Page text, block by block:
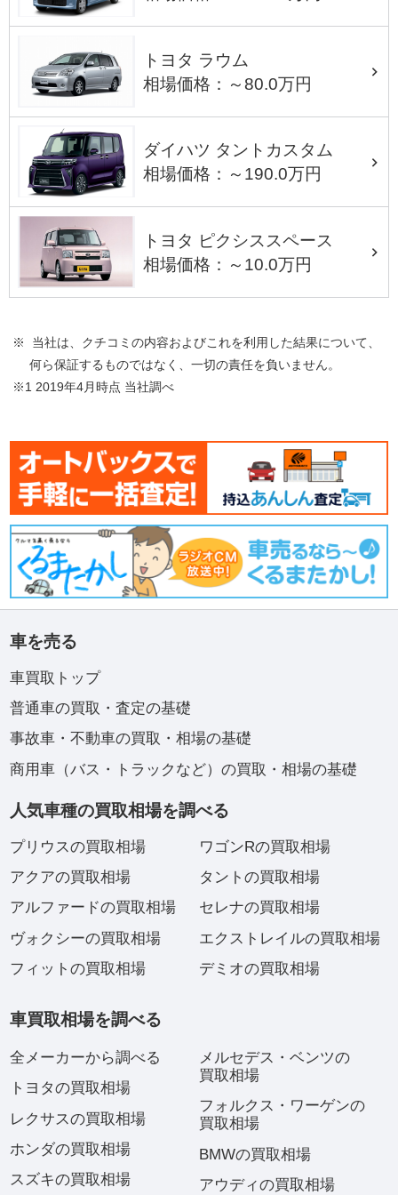
トヨタ ラウム
相場価格：～80.0万円
ダイハツ タントカスタム
相場価格：～190.0万円
トヨタ ピクシススペース
相場価格：～10.0万円
※ 当社は、クチコミの内容およびこれを利用した結果について、
何ら保証するものではなく、一切の責任を負いません。
※1 2019年4月時点 当社調べ
車を売る
車買取トップ
普通車の買取・査定の基礎
事故車・不動車の買取・相場の基礎
商用車（バス・トラックなど）の買取・相場の基礎
人気車種の買取相場を調べる
プリウスの買取相場
アクアの買取相場
アルファードの買取相場
ヴォクシーの買取相場
フィットの買取相場
ワゴンRの買取相場
タントの買取相場
セレナの買取相場
エクストレイルの買取相場
デミオの買取相場
車買取相場を調べる
全メーカーから調べる
トヨタの買取相場
レクサスの買取相場
ホンダの買取相場
スズキの買取相場
メルセデス・ベンツの
買取相場
フォルクス・ワーゲンの
買取相場
BMWの買取相場
アウディの買取相場